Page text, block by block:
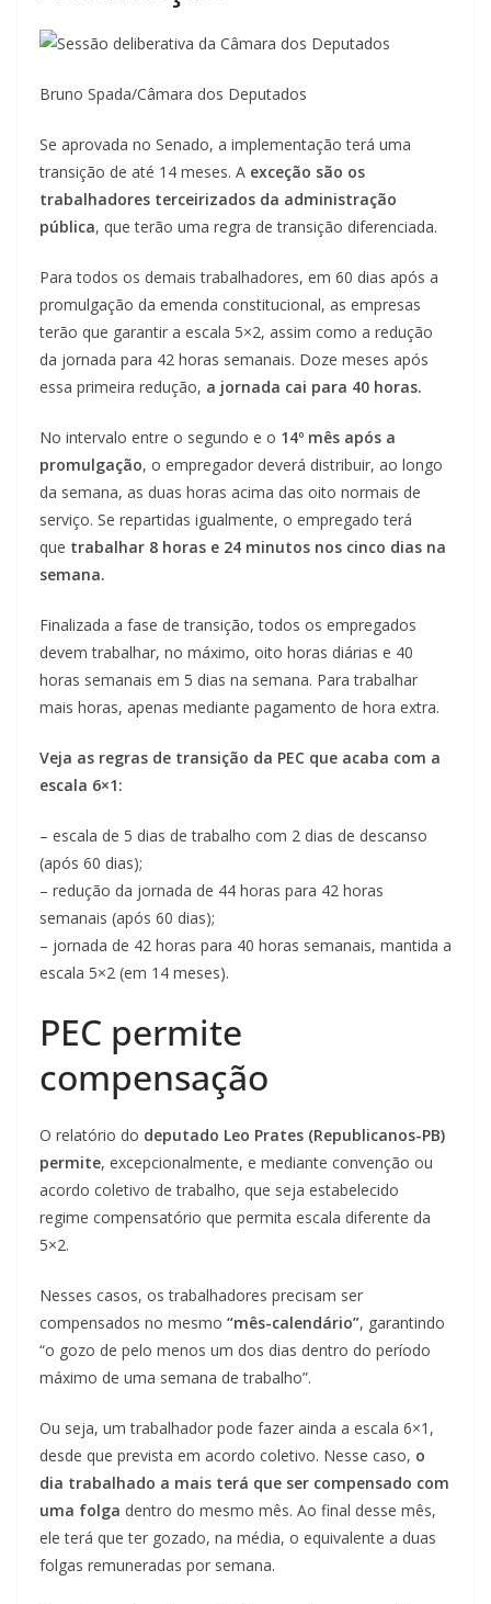
Bruno Spada/Câmara dos Deputados
Se aprovada no Senado, a implementação terá uma
transição de até 14 meses. A exceção são os
trabalhadores terceirizados da administração
pública, que terão uma regra de transição diferenciada.
Para todos os demais trabalhadores, em 60 dias após a
promulgação da emenda constitucional, as empresas
terão que garantir a escala 5×2, assim como a redução
da jornada para 42 horas semanais. Doze meses após
essa primeira redução, a jornada cai para 40 horas.
No intervalo entre o segundo e o 14º mês após a
promulgação, o empregador deverá distribuir, ao longo
da semana, as duas horas acima das oito normais de
serviço. Se repartidas igualmente, o empregado terá
que trabalhar 8 horas e 24 minutos nos cinco dias na
semana.
Finalizada a fase de transição, todos os empregados
devem trabalhar, no máximo, oito horas diárias e 40
horas semanais em 5 dias na semana. Para trabalhar
mais horas, apenas mediante pagamento de hora extra.
Veja as regras de transição da PEC que acaba com a
escala 6×1:
– escala de 5 dias de trabalho com 2 dias de descanso
(após 60 dias);
– redução da jornada de 44 horas para 42 horas
semanais (após 60 dias);
– jornada de 42 horas para 40 horas semanais, mantida a
escala 5×2 (em 14 meses).
PEC permite
compensação
O relatório do deputado Leo Prates (Republicanos-PB)
permite, excepcionalmente, e mediante convenção ou
acordo coletivo de trabalho, que seja estabelecido
regime compensatório que permita escala diferente da
5×2.
Nesses casos, os trabalhadores precisam ser
compensados no mesmo “mês-calendário”, garantindo
“o gozo de pelo menos um dos dias dentro do período
máximo de uma semana de trabalho”.
Ou seja, um trabalhador pode fazer ainda a escala 6×1,
desde que prevista em acordo coletivo. Nesse caso, o
dia trabalhado a mais terá que ser compensado com
uma folga dentro do mesmo mês. Ao final desse mês,
ele terá que ter gozado, na média, o equivalente a duas
folgas remuneradas por semana.